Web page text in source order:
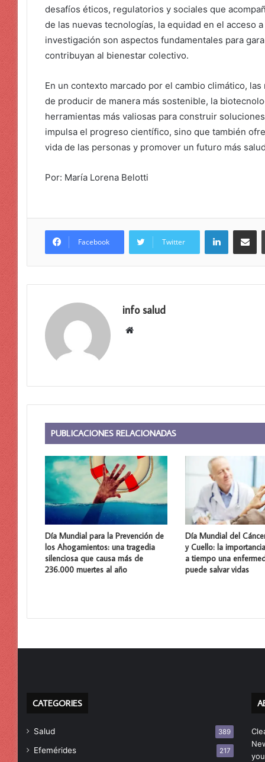
desafíos éticos, regulatorios y sociales que
de las nuevas tecnologías, la equidad en el acceso
investigación son aspectos fundamentales para
contribuyan al bienestar colectivo.
En un contexto marcado por el cambio climático,
de producir de manera más sostenible, la
herramientas más valiosas para construir
impulsa el progreso científico, sino que también
vida de las personas y promover un futuro más
Por: María Lorena Belotti
Facebook Twitter
LinkedIn
info salud
Sitio
PUBLICACIONES RELACIONADAS
Día Mundial para la Prevención de
los Ahogamientos: una tragedia
silenciosa que causa más de
236.000 muertes al año
Día Mundial del
y Cuello: la
a tiempo una
puede salvar vidas
CATEGORIES
Salud 389
Efemérides 217